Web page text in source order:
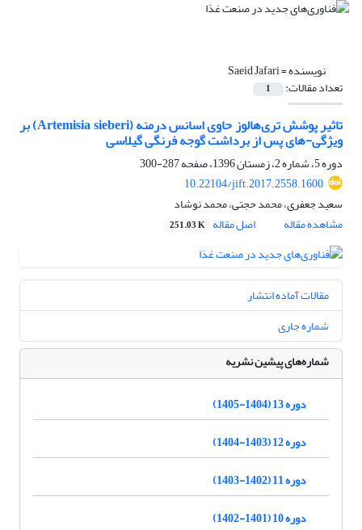
نویسنده =Saeid Jafari
تعداد مقالات: 1
تاثیر پوشش تری‌هالوز حاوی اسانس درمنه (Artemisia sieberi) بر
ویژگی-های پس از برداشت گوجه فرنگی گیلاسی
دوره 5، شماره 2، زمستان 1396، صفحه
287-300
10.22104/jift.2017.2558.1600
سعید جعفری، محمد حجتی، محمد نوشاد
مشاهده مقاله
اصل مقاله 251.03 K
مقالات آماده انتشار
شماره جاری
شماره‌های پیشین نشریه
دوره 13 (1404-1405)
دوره 12 (1403-1404)
دوره 11 (1402-1403)
دوره 10 (1401-1402)